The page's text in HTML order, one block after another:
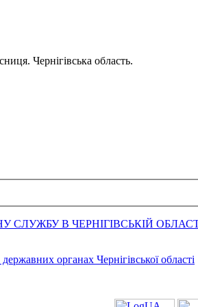
Чернігівська область.
В ЧЕРНІГІВСЬКІЙ
органах Чернігівської області